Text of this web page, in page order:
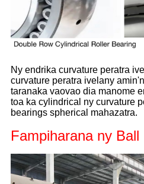
Ny endrika curvature peratra
curvature peratra ivelany
taranaka vaovao dia manome
toa ka cylindrical ny curvature
bearings spherical mahazatra.
Fampiharana ny Ball